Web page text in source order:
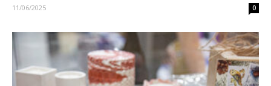
11/06/2025 0